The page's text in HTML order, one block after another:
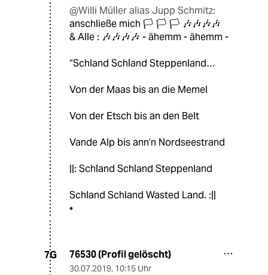
@Willi Müller alias Jupp Schmitz:
anschließe mich 🏳️ 🏳️ 🏳️ 🎶🎶🎶🎶
& Alle : 🎶🎶🎶🎶 - ähemm - ähemm -
“Schland Schland Steppenland…
Von der Maas bis an die Memel
Von der Etsch bis an den Belt
Vande Alp bis ann’n Nordseestrand
||: Schland Schland Steppenland
Schland Schland Wasted Land. :||
•
7G 76530 (Profil gelöscht)
30.07.2019, 10:15 Uhr